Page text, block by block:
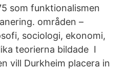
som funktionalismen
områden –
sociologi, ekonomi,
teorierna bildade I
vill Durkheim placera in